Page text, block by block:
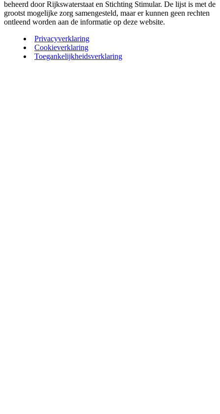
beheerd door Rijkswaterstaat en Stichting Stimular. De lijst is met de
grootst mogelijke zorg samengesteld, maar er kunnen geen rechten
ontleend worden aan de informatie op deze website.
Privacyverklaring
Cookieverklaring
Toegankelijkheidsverklaring